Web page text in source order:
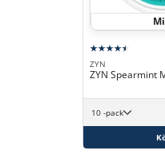
ZYN
ZYN Spearmint
10 -pack